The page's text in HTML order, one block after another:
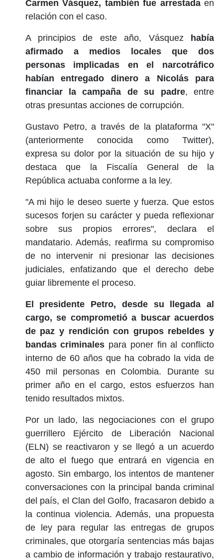
Carmen Vásquez, también fue arrestada en
relación con el caso.
A principios de este año, Vásquez había
afirmado a medios locales que dos
personas implicadas en el narcotráfico
habían entregado dinero a Nicolás para
financiar la campaña de su padre, entre
otras presuntas acciones de corrupción.
Gustavo Petro, a través de la plataforma "X"
(anteriormente conocida como Twitter),
expresa su dolor por la situación de su hijo y
destaca que la Fiscalía General de la
República actuaba conforme a la ley.
"A mi hijo le deseo suerte y fuerza. Que estos
sucesos forjen su carácter y pueda reflexionar
sobre sus propios errores", declara el
mandatario. Además, reafirma su compromiso
de no intervenir ni presionar las decisiones
judiciales, enfatizando que el derecho debe
guiar libremente el proceso.
El presidente Petro, desde su llegada al
cargo, se comprometió a buscar acuerdos
de paz y rendición con grupos rebeldes y
bandas criminales para poner fin al conflicto
interno de 60 años que ha cobrado la vida de
450 mil personas en Colombia. Durante su
primer año en el cargo, estos esfuerzos han
tenido resultados mixtos.
Por un lado, las negociaciones con el grupo
guerrillero Ejército de Liberación Nacional
(ELN) se reactivaron y se llegó a un acuerdo
de alto el fuego que entrará en vigencia en
agosto. Sin embargo, los intentos de mantener
conversaciones con la principal banda criminal
del país, el Clan del Golfo, fracasaron debido a
la continua violencia. Además, una propuesta
de ley para regular las entregas de grupos
criminales, que otorgaría sentencias más bajas
a cambio de información y trabajo restaurativo,